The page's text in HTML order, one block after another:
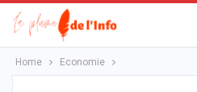
Home Economie